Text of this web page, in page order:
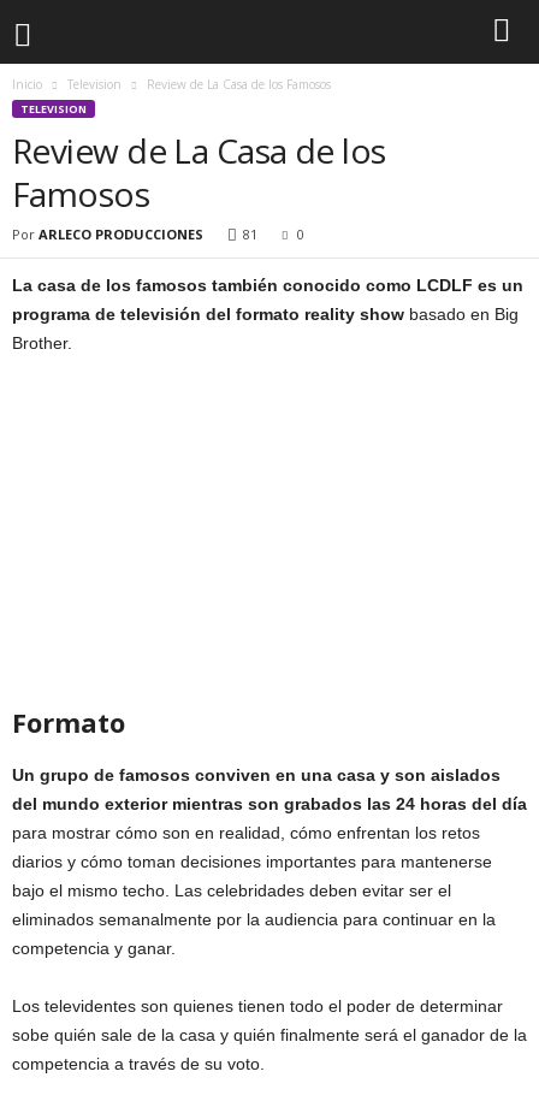
Inicio Television Review de La Casa de los Famosos
TELEVISION
Review de La Casa de los
Famosos
Por ARLECO PRODUCCIONES 81 0
La casa de los famosos también conocido como LCDLF es un
programa de televisión del formato reality show basado en Big
Brother.
Formato
Un grupo de famosos conviven en una casa y son aislados
del mundo exterior mientras son grabados las 24 horas del día
para mostrar cómo son en realidad, cómo enfrentan los retos
diarios y cómo toman decisiones importantes para mantenerse
bajo el mismo techo. Las celebridades deben evitar ser el
eliminados semanalmente por la audiencia para continuar en la
competencia y ganar.
Los televidentes son quienes tienen todo el poder de determinar
sobe quién sale de la casa y quién finalmente será el ganador de la
competencia a través de su voto.